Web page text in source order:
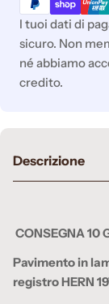
I tuoi dati di
sicuro. Non
né abbiamo
credito.
Descrizione
CONSEGNA 10
Pavimento in
registro HERN